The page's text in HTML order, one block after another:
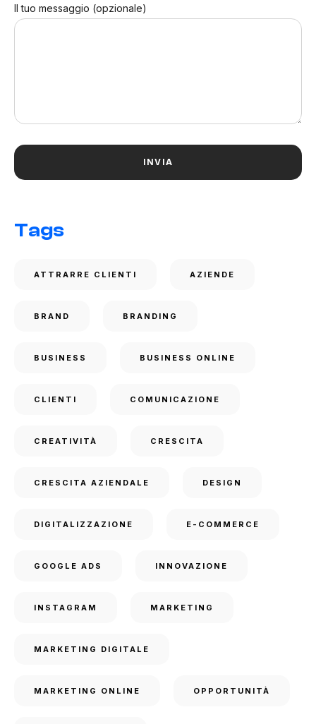
Il tuo messaggio (opzionale)
Tags
ATTRARRE CLIENTI AZIENDE
BRAND BRANDING
BUSINESS BUSINESS ONLINE
CLIENTI COMUNICAZIONE
CREATIVITÀ CRESCITA
CRESCITA AZIENDALE DESIGN
DIGITALIZZAZIONE E-COMMERCE
GOOGLE ADS INNOVAZIONE
INSTAGRAM MARKETING
MARKETING DIGITALE
MARKETING ONLINE OPPORTUNITÀ